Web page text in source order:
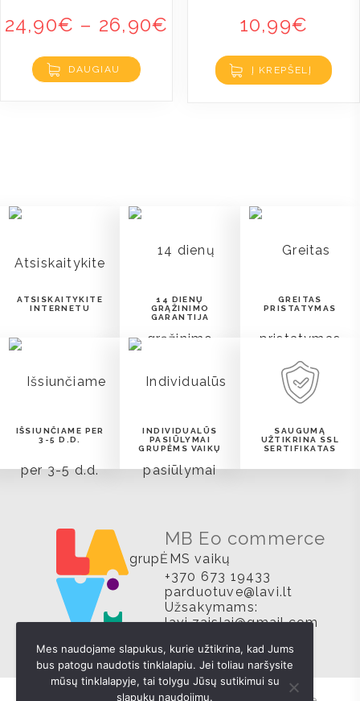
24,90€ – 26,90€
DAUGIAU
10,99€
Į KREPŠELĮ
ATSISKAITYKITE
INTERNETU
14 DIENŲ
GRĄŽINIMO
GARANTIJA
GREITAS
PRISTATYMAS
IŠSIUNČIAME PER
3-5 D.D.
INDIVIDUALŪS
PASIŪLYMAI
GRUPĖMS VAIKŲ
SAUGUMĄ
UŽTIKRINA SSL
SERTIFIKATAS
MB Eo commerce
+370 673 19433
parduotuve@lavi.lt
Užsakymams:
lavi.zaislai@gmail.com
Mes naudojame slapukus, kurie užtikrina, kad Jums
bus patogu naudotis tinklalapiu. Jei toliau naršysite
mūsų tinklalapyje, tai tolygu Jūsų sutikimui su
slapukų naudojimu.